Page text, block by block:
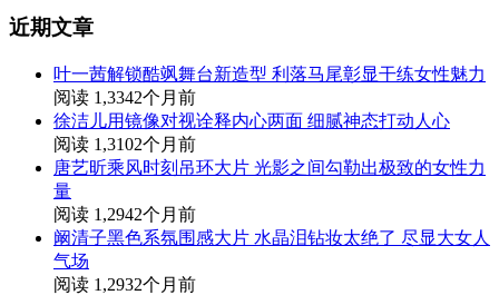
近期文章
叶一茜解锁酷飒舞台新造型 利落马尾彰显干练女性魅力
阅读 1,3342个月前
徐洁儿用镜像对视诠释内心两面 细腻神态打动人心
阅读 1,3102个月前
唐艺昕乘风时刻吊环大片 光影之间勾勒出极致的女性力
量
阅读 1,2942个月前
阚清子黑色系氛围感大片 水晶泪钻妆太绝了 尽显大女人
气场
阅读 1,2932个月前